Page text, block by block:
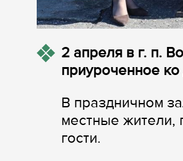
2 апреля в г. п.
приуроченное
В праздничном
местные жители,
гости.